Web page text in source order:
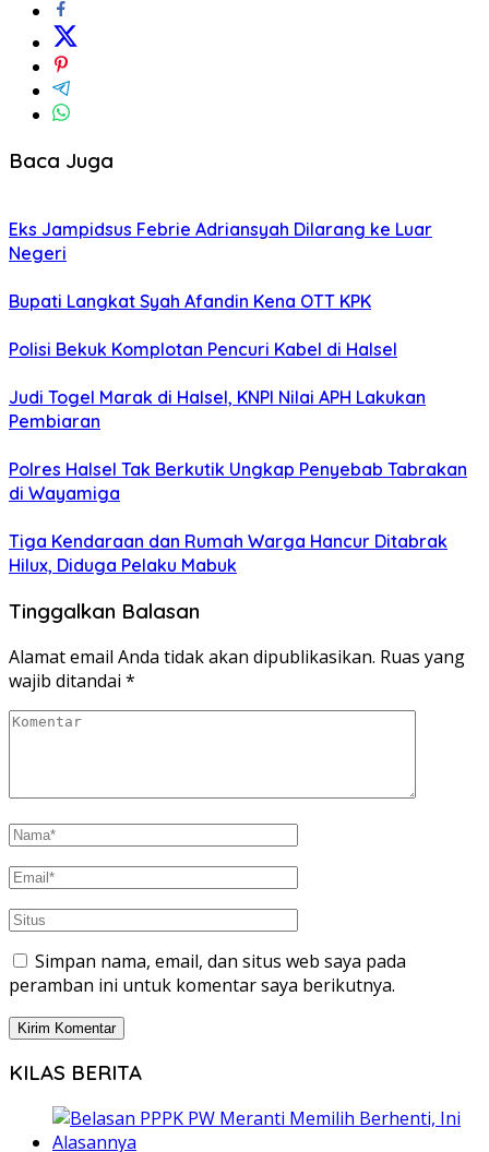
Baca Juga
Eks Jampidsus Febrie Adriansyah Dilarang ke Luar
Negeri
Bupati Langkat Syah Afandin Kena OTT KPK
Polisi Bekuk Komplotan Pencuri Kabel di Halsel
Judi Togel Marak di Halsel, KNPI Nilai APH Lakukan
Pembiaran
Polres Halsel Tak Berkutik Ungkap Penyebab Tabrakan
di Wayamiga
Tiga Kendaraan dan Rumah Warga Hancur Ditabrak
Hilux, Diduga Pelaku Mabuk
Tinggalkan Balasan
Alamat email Anda tidak akan dipublikasikan. Ruas yang
wajib ditandai *
Simpan nama, email, dan situs web saya pada
peramban ini untuk komentar saya berikutnya.
KILAS BERITA